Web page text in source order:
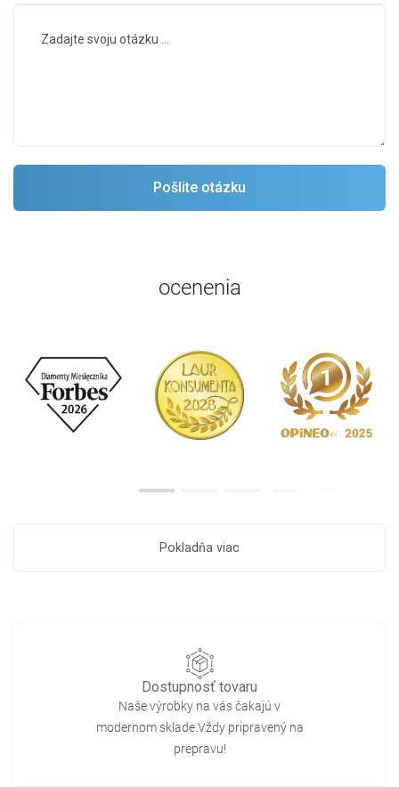
ocenenia
Pokladňa viac
Dostupnosť tovaru
Naše výrobky na vás čakajú v
modernom sklade.Vždy pripravený na
prepravu!